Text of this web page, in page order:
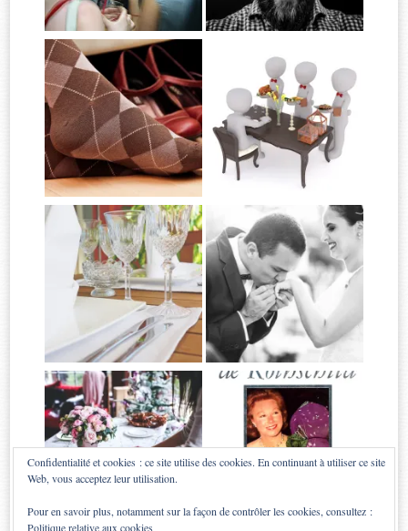
Confidentialité et cookies : ce site utilise des cookies. En continuant à utiliser ce site
Web, vous acceptez leur utilisation.
Pour en savoir plus, notamment sur la façon de contrôler les cookies, consultez :
Politique relative aux cookies